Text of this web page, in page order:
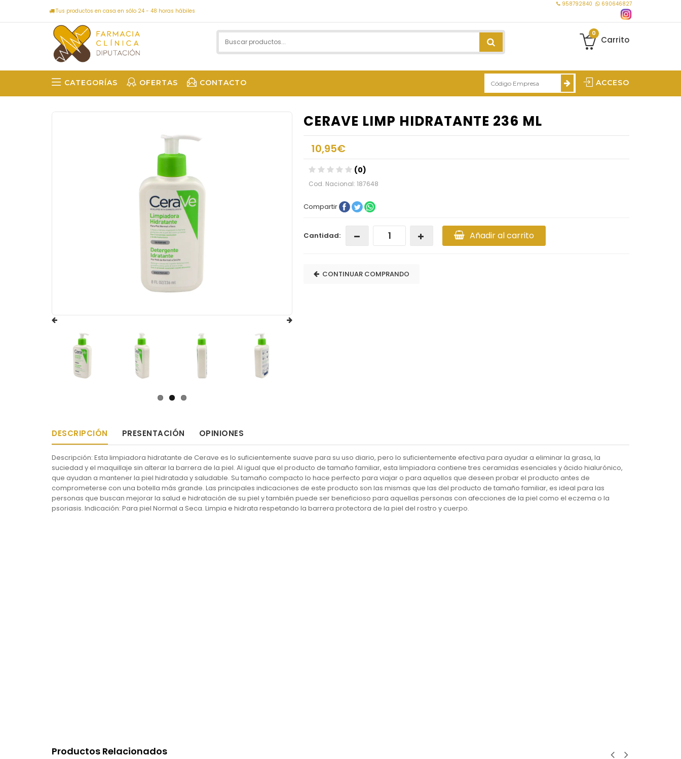
Tus productos en casa en sólo 24 - 48 horas hábiles
958792840 690646827
0
Carrito
CATEGORÍAS OFERTAS CONTACTO ACCESO
CERAVE LIMP HIDRATANTE 236 ML
10,95€
(0)
Cod. Nacional: 187648
Compartir
Cantidad: Añadir al carrito
CONTINUAR COMPRANDO
DESCRIPCIÓN PRESENTACIÓN OPINIONES
Descripción: Esta limpiadora hidratante de Cerave es lo suficientemente suave para su uso diario, pero lo suficientemente efectiva para ayudar a eliminar la grasa, la
suciedad y el maquillaje sin alterar la barrera de la piel. Al igual que el producto de tamaño familiar, esta limpiadora contiene tres ceramidas esenciales y ácido hialurónico,
que ayudan a mantener la piel hidratada y saludable. Su tamaño compacto lo hace perfecto para viajar o para aquellos que deseen probar el producto antes de
comprometerse con una botella más grande. Las principales indicaciones de este producto son las mismas que las del producto de tamaño familiar, es ideal para las
personas que buscan mejorar la salud e hidratación de su piel y también puede ser beneficioso para aquellas personas con afecciones de la piel como el eczema o la
psoriasis. Indicación: Para piel Normal a Seca. Limpia e hidrata respetando la barrera protectora de la piel del rostro y cuerpo.
Productos Relacionados